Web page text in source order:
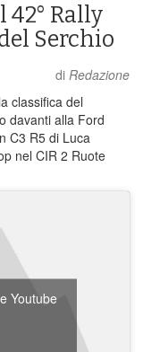
42° Rally
Serchio
di Redazione
classifica del
davanti alla Ford
C3 R5 di Luca
nel CIR 2 Ruote
Youtube